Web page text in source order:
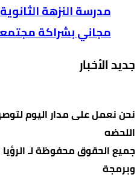
مدرسة النزهة
مجاني بشراكة
جديد الأخبار
نحن نعمل على مدار اليوم
اللحضه
وبرمجة